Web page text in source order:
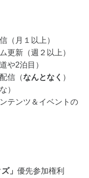
（月１以上）
更新（週２以上）
や2泊目）
信（なんとなく ）
）
テンツ＆イベントの
」 優先参加権利